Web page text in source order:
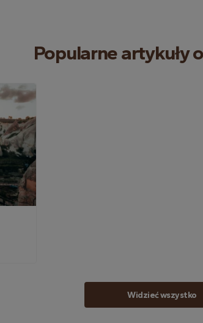
Popularne artykuły
Widzieć wszystko